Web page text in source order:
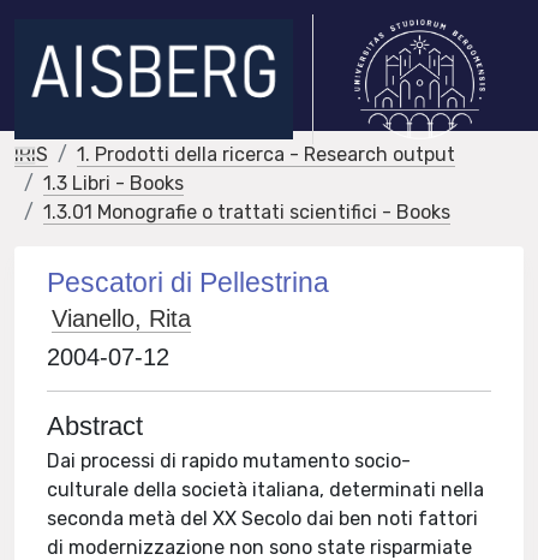
IRIS
1. Prodotti della ricerca - Research output
1.3 Libri - Books
1.3.01 Monografie o trattati scientifici - Books
Pescatori di Pellestrina
Vianello, Rita
2004-07-12
Abstract
Dai processi di rapido mutamento socio-
culturale della società italiana, determinati nella
seconda metà del XX Secolo dai ben noti fattori
di modernizzazione non sono state risparmiate